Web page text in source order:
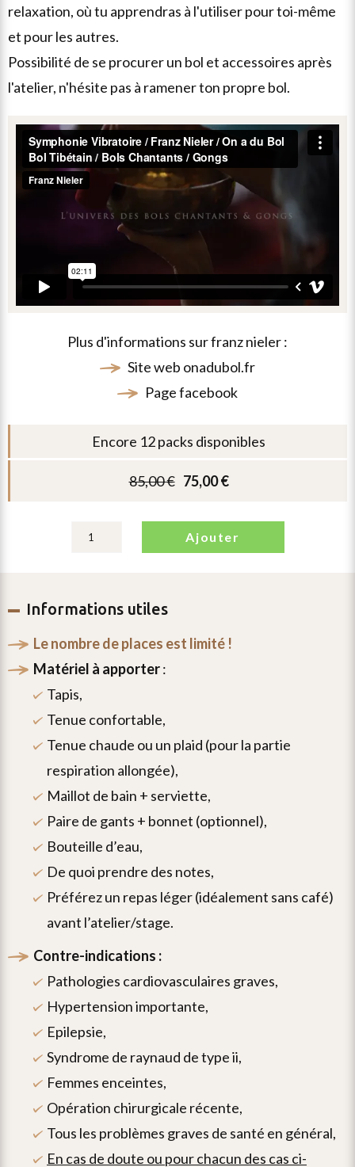
85,00€
prix
initial
75,00€
prix
actuel
encore 12 packs disponibles
ajouter
relaxation, où tu apprendras à l'utiliser pour toi-même
et pour les autres.
possibilité de se procurer un bol et accessoires après
l'atelier, n'hésite pas à ramener ton propre bol.
plus d'informations surfranz nieler:
site web onadubol.fr
pagefacebook
Informations utiles
le nombre de places est limité !
matériel à apporter:
tapis,
tenue confortable,
tenue chaude ou un plaid (pour la partie
respiration allongée),
maillot de bain + serviette,
paire de gants + bonnet (optionnel),
bouteille d’eau,
de quoi prendre des notes,
préférez un repas léger (idéalement sans café)
avant l’atelier/stage.
contre-indications :
pathologies cardiovasculaires graves,
hypertension importante,
epilepsie,
syndrome de raynaud de type ii,
femmes enceintes,
opération chirurgicale récente,
tous les problèmes graves de santé en général,
en cas de doute ou pour chacun des cas ci-
envoyer
un
email
aucune
ajouter